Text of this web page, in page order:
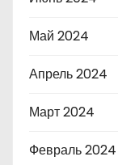
Май 2024
Апрель 2024
Март 2024
Февраль 2024